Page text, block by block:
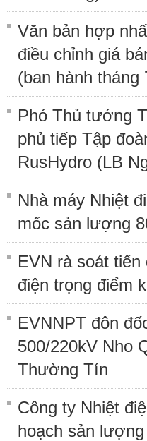
Văn bản hợp
điều chỉnh giá
(ban hành tháng
Phó Thủ tướng
phủ tiếp Tập
RusHydro (LB
Nhà máy Nhiệt
mốc sản lượng
EVN rà soát
điện trọng điểm
EVNNPT đôn
500/220kV Nho
Thường Tín
Công ty Nhiệt
hoạch sản